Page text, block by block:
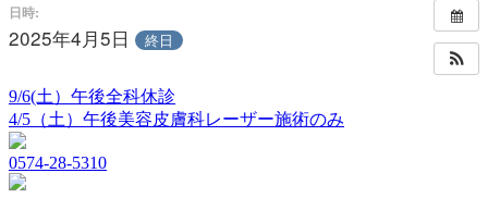
日時:
2025年4月5日 終日
9/6(土）午後全科休診
4/5（土）午後美容皮膚科レーザー施術のみ
0574-28-5310